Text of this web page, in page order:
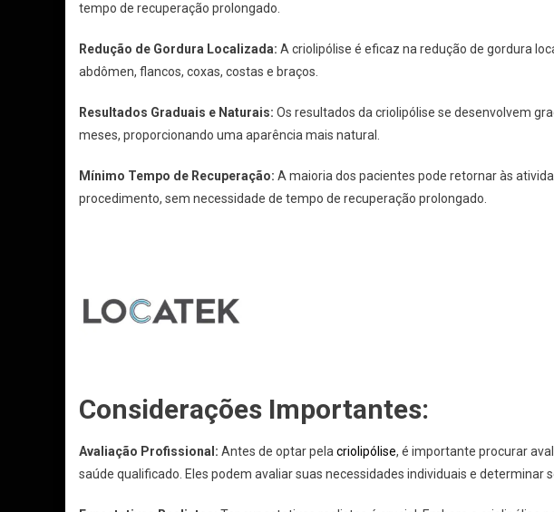
tempo de recuperação prolongado.
Redução de Gordura Localizada: A criolipólise é eficaz na redução de gordura
abdômen, flancos, coxas, costas e braços.
Resultados Graduais e Naturais: Os resultados da criolipólise se desenvolvem
meses, proporcionando uma aparência mais natural.
Mínimo Tempo de Recuperação: A maioria dos pacientes pode retornar às
procedimento, sem necessidade de tempo de recuperação prolongado.
Considerações Importantes:
Avaliação Profissional: Antes de optar pela criolipólise, é importante procurar
saúde qualificado. Eles podem avaliar suas necessidades individuais e determinar